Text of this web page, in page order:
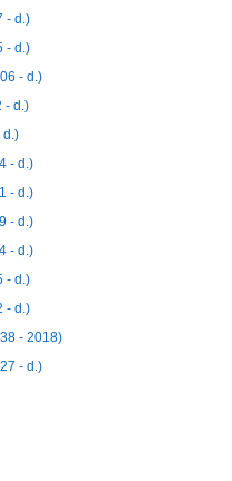
- d.)
- d.)
- d.)
- d.)
d.)
- d.)
- d.)
- d.)
- d.)
- d.)
- d.)
- 2018)
- d.)